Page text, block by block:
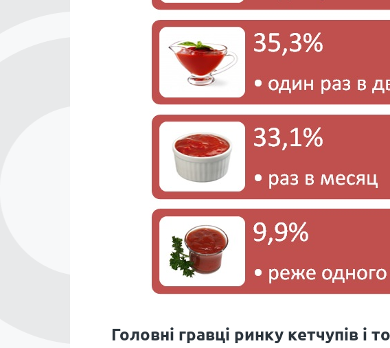
Головні гравці ринку кетчупів і